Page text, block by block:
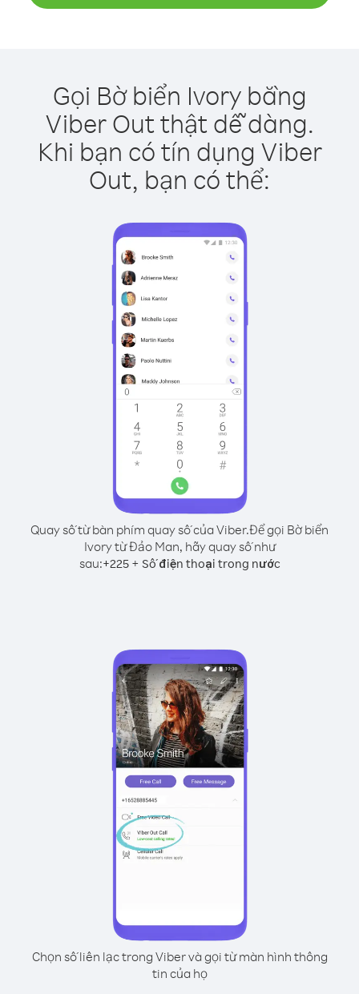
Gọi Bờ biển Ivory bằng
Viber Out thật dễ dàng.
Khi bạn có tín dụng Viber
Out, bạn có thể:
Quay số từ bàn phím quay số của Viber.Để gọi Bờ biển
Ivory từ Đảo Man, hãy quay số như
sau:+225+ Số điện thoại trong nước
Chọn số liên lạc trong Viber và gọi từ màn hình thông
tin của họ